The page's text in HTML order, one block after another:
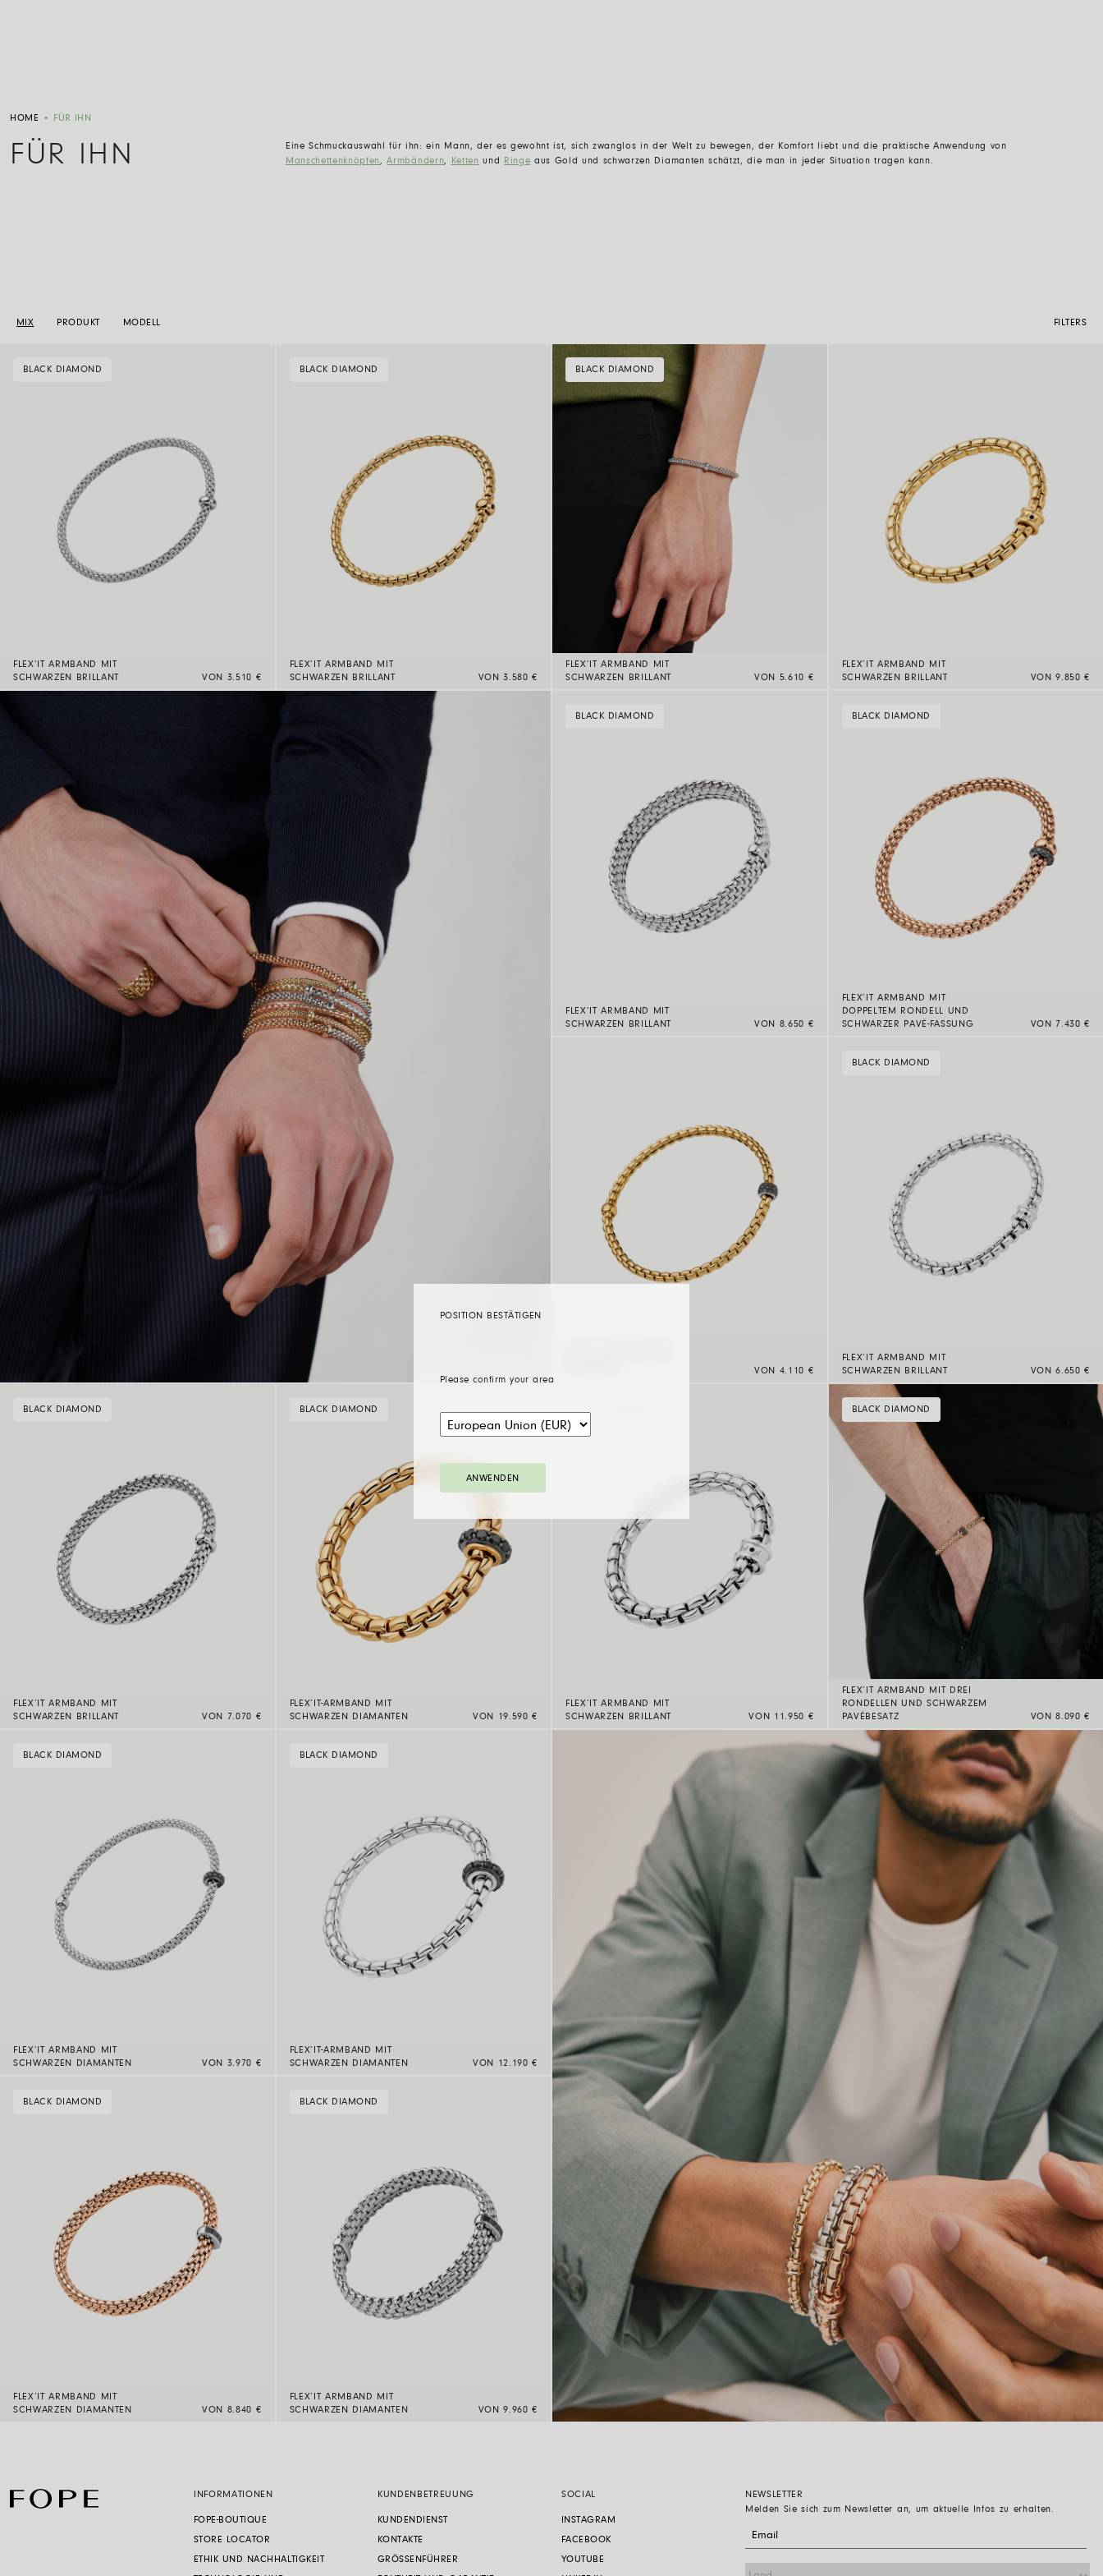
POSITION BESTÄTIGEN
Please confirm your area
ANWENDEN
HOME • FÜR IHN
FÜR IHN
Eine Schmuckauswahl für ihn: ein Mann, der es gewohnt ist, sich zwanglos in der Welt zu bewegen, der Komfort liebt und die praktische Anwendung von
Manschettenknöpfen,Armbändern, Ketten und Ringe aus Gold und schwarzen Diamanten schätzt, die man in jeder Situation tragen kann.
MIX PRODUKT MODELL FILTERS
BLACK DIAMOND
FLEX’IT ARMBAND MIT
SCHWARZEN BRILLANT
VON 3.510 €
BLACK DIAMOND
FLEX’IT ARMBAND MIT
SCHWARZEN BRILLANT
VON 3.580 €
BLACK DIAMOND
FLEX’IT ARMBAND MIT
SCHWARZEN BRILLANT
VON 5.610 €
FLEX’IT ARMBAND MIT
SCHWARZEN BRILLANT
VON 9.850 €
BLACK DIAMOND
FLEX’IT ARMBAND MIT
SCHWARZEN BRILLANT
VON 8.650 €
BLACK DIAMOND
FLEX’IT ARMBAND MIT
DOPPELTEM RONDELL UND
SCHWARZER PAVÉ-FASSUNG
VON 7.430 €
VON 4.110 €
BLACK DIAMOND
FLEX’IT ARMBAND MIT
SCHWARZEN BRILLANT
VON 6.650 €
BLACK DIAMOND
FLEX’IT ARMBAND MIT
SCHWARZEN BRILLANT
VON 7.070 €
BLACK DIAMOND
FLEX’IT-ARMBAND MIT
SCHWARZEN DIAMANTEN
VON 19.590 €
FLEX’IT ARMBAND MIT
SCHWARZEN BRILLANT
VON 11.950 €
BLACK DIAMOND
FLEX’IT ARMBAND MIT DREI
RONDELLEN UND SCHWARZEM
PAVÉBESATZ
VON 8.090 €
BLACK DIAMOND
FLEX’IT ARMBAND MIT
SCHWARZEN DIAMANTEN
VON 3.970 €
BLACK DIAMOND
FLEX’IT-ARMBAND MIT
SCHWARZEN DIAMANTEN
VON 12.190 €
BLACK DIAMOND
FLEX’IT ARMBAND MIT
SCHWARZEN DIAMANTEN
VON 8.840 €
BLACK DIAMOND
FLEX’IT ARMBAND MIT
SCHWARZEN DIAMANTEN
VON 9.960 €
INFORMATIONEN
FOPE-BOUTIQUE
STORE LOCATOR
ETHIK UND NACHHALTIGKEIT
KUNDENBETREUUNG
KUNDENDIENST
KONTAKTE
GRÖSSENFÜHRER
SOCIAL
INSTAGRAM
FACEBOOK
YOUTUBE
NEWSLETTER
Melden Sie sich zum Newsletter an, um aktuelle Infos zu erhalten.